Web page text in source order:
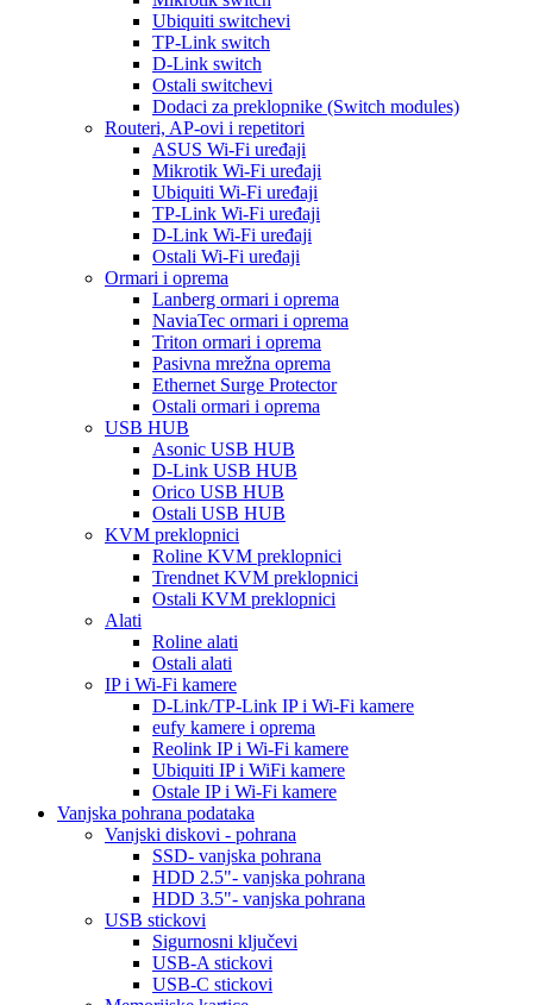
Ubiquiti switchevi
TP-Link switch
D-Link switch
Ostali switchevi
Dodaci za preklopnike (Switch modules)
Routeri, AP-ovi i repetitori
ASUS Wi-Fi uređaji
Mikrotik Wi-Fi uređaji
Ubiquiti Wi-Fi uređaji
TP-Link Wi-Fi uređaji
D-Link Wi-Fi uređaji
Ostali Wi-Fi uređaji
Ormari i oprema
Lanberg ormari i oprema
NaviaTec ormari i oprema
Triton ormari i oprema
Pasivna mrežna oprema
Ethernet Surge Protector
Ostali ormari i oprema
USB HUB
Asonic USB HUB
D-Link USB HUB
Orico USB HUB
Ostali USB HUB
KVM preklopnici
Roline KVM preklopnici
Trendnet KVM preklopnici
Ostali KVM preklopnici
Alati
Roline alati
Ostali alati
IP i Wi-Fi kamere
D-Link/TP-Link IP i Wi-Fi kamere
eufy kamere i oprema
Reolink IP i Wi-Fi kamere
Ubiquiti IP i WiFi kamere
Ostale IP i Wi-Fi kamere
Vanjska pohrana podataka
Vanjski diskovi - pohrana
SSD- vanjska pohrana
HDD 2.5"- vanjska pohrana
HDD 3.5"- vanjska pohrana
USB stickovi
Sigurnosni ključevi
USB-A stickovi
USB-C stickovi